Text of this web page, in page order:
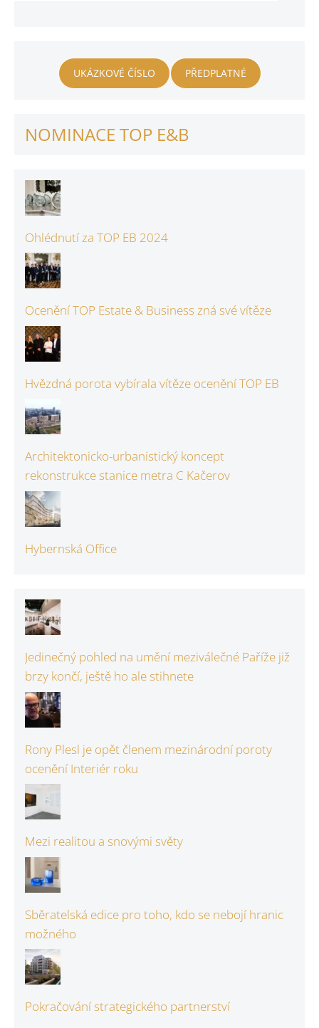
UKÁZKOVÉ ČÍSLO PŘEDPLATNÉ
NOMINACE TOP E&B
Ohlédnutí za TOP EB 2024
Ocenění TOP Estate & Business zná své vítěze
Hvězdná porota vybírala vítěze ocenění TOP EB
Architektonicko-urbanistický koncept
rekonstrukce stanice metra C Kačerov
Hybernská Office
Jedinečný pohled na umění meziválečné Paříže již
brzy končí, ještě ho ale stihnete
Rony Plesl je opět členem mezinárodní poroty
ocenění Interiér roku
Mezi realitou a snovými světy
Sběratelská edice pro toho, kdo se nebojí hranic
možného
Pokračování strategického partnerství